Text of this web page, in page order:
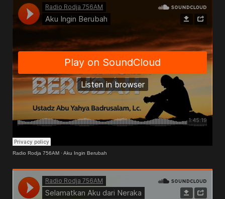
Radio Rodja 756AM ·Aku Ingin Berubah